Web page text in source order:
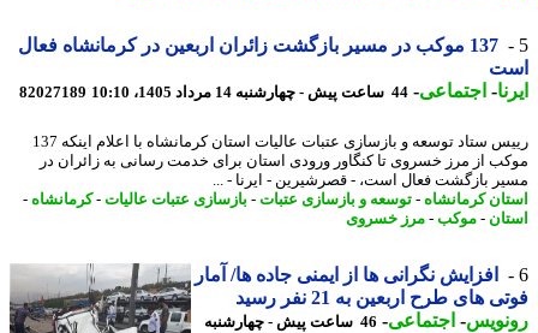
137 موکب در مسیر بازگشت زائران اربعین در کرمانشاه فعال
-اجتماعی-44 ساعت پیش - چهارشنبه 14 مرداد 1405، 10:10 82027189
رییس ستاد توسعه و بازسازی عتبات عالیات استان کرمانشاه با اعلام اینکه 137
از مرز خسروی تا کنگاور ورودی استان برای خدمت رسانی به زائران در
بازگشت فعال است، - قصرشیرین - ایرنا - ...
کرمانشاه-توسعه و بازسازی عتبات-بازسازی عتبات عالیات-کرمانشاه-
-موکب-مرز خسروی
افزایش نگرانی ها از ایمنی جاده ها/ آمار
های طرح اربعین به 21 نفر رسید
-اجتماعی-
46 ساعت پیش - چهارشنبه